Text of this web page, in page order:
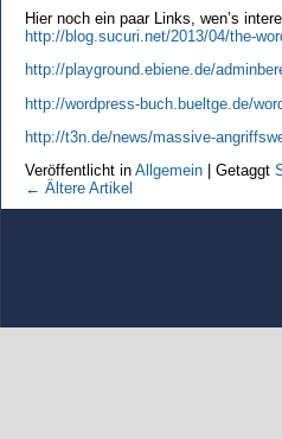
Hier noch ein paar Links, wen’s
http://blog.sucuri.net/2013/04/the-
http://playground.ebiene.de/
http://wordpress-buch.bueltge.de/
http://t3n.de/news/massive-
Veröffentlicht in Allgemein Getaggt
← Ältere Artikel